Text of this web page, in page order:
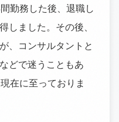
勤務した後、退職し
しました。その後、
、コンサルタントと
どで迷うこともあ
在に至っておりま